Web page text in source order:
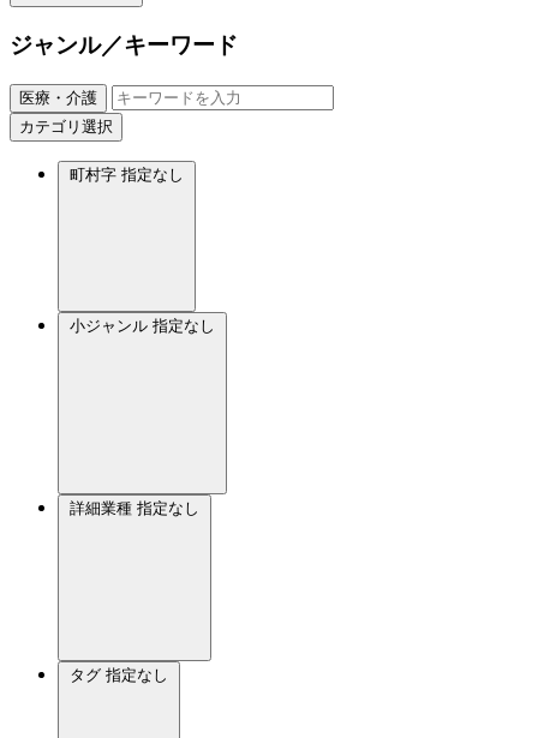
ジャンル／キーワード
医療・介護
カテゴリ選択
町村字 指定なし
小ジャンル 指定なし
詳細業種 指定なし
タグ 指定なし